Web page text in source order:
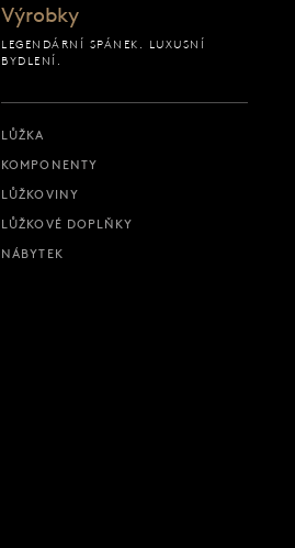
Výrobky
LEGENDÁRNÍ SPÁNEK. LUXUSNÍ
BYDLENÍ.
LŮŽKA
KOMPONENTY
LŮŽKOVINY
LŮŽKOVÉ DOPLŇKY
NÁBYTEK